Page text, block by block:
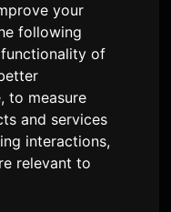
your
following
of
,to measure
and services
interactions,
relevant to
2026'
s engleskog